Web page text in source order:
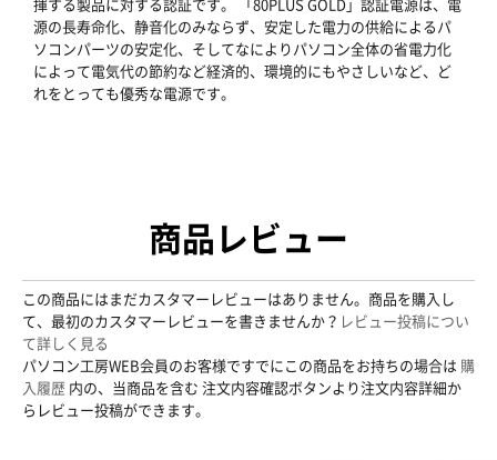
源の長寿命化、静音化のみならず、安定した電力の供給によるパ
ソコンパーツの安定化、そしてなによりパソコン全体の省電力化
によって電気代の節約など経済的、環境的にもやさしいなど、ど
れをとっても優秀な電源です。
商品レビュー
この商品にはまだカスタマーレビューはありません。商品を購入し
て、最初のカスタマーレビューを書きませんか？ レビュー投稿につい
て詳しく見る
パソコン工房WEB会員のお客様ですでにこの商品をお持ちの場合は 購
入履歴 内の、当商品を含む 注文内容確認ボタンより注文内容詳細か
らレビュー投稿ができます。